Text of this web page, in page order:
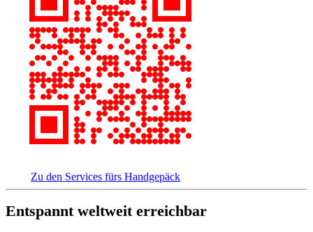
Zu den Services fürs Handgepäck
Entspannt weltweit erreichbar